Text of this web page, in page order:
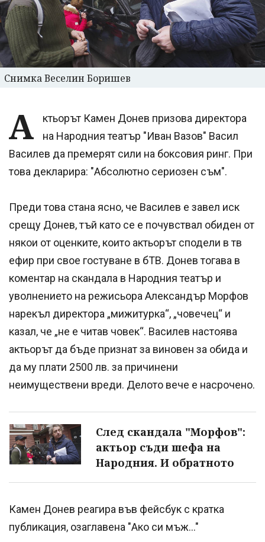
Снимка Веселин Боришев
А
ктьорът Камен Донев призова директора
на Народния театър "Иван Вазов" Васил
Василев да премерят сили на боксовия ринг. При
това декларира: "Абсолютно сериозен съм".
Преди това стана ясно, че Василев е завел иск
срещу Донев, тъй като се е почувствал обиден от
някои от оценките, които актьорът сподели в тв
ефир при свое гостуване в бТВ. Донев тогава в
коментар на скандала в Народния театър и
уволнението на режисьора Александър Морфов
нарекъл директора „мижитурка“, „човечец“ и
казал, че „не е читав човек“. Василев настоява
актьорът да бъде признат за виновен за обида и
да му плати 2500 лв. за причинени
неимуществени вреди. Делото вече е насрочено.
След скандала "Морфов":
актьор съди шефа на
Народния. И обратното
Камен Донев реагира във фейсбук с кратка
публикация, озаглавена "Ако си мъж..."